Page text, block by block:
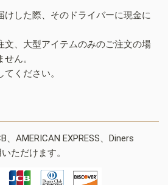
けした際、そのドライバーに現金に
文、大型アイテムのみのご注文の場
ん。
ください。
AMERICAN EXPRESS、Diners
ただけます。